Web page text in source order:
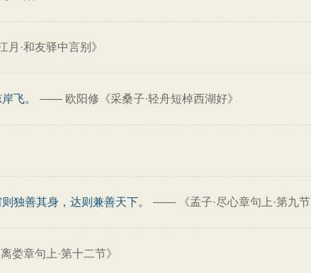
月·和友驿中言别》
飞。 —— 欧阳修《采桑子·轻舟短棹西湖好》
独善其身，达则兼善天下。 —— 《孟子·尽心章句上·第九
离娄章句上·第十二节》